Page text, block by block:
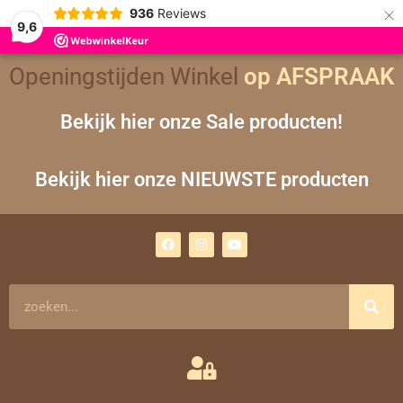
9,6
936 Reviews ×
Openingstijden Winkel op AFSPRAAK
Bekijk hier onze Sale producten!
Bekijk hier onze NIEUWSTE producten
a
c
n
s
m
o
u